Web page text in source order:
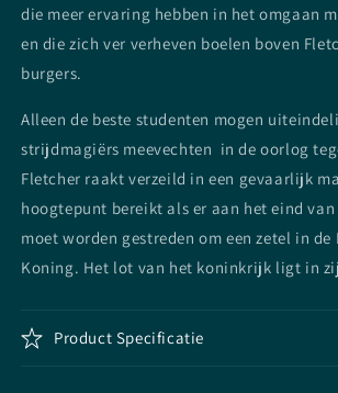
die meer ervaring hebben in het omgaan
en die zich ver verheven boelen boven
burgers.
Alleen de beste studenten mogen
strijdmagiërs meevechten in de oorlog
Fletcher raakt verzeild in een gevaarlijk
hoogtepunt bereikt als er aan het eind
moet worden gestreden om een zetel in de
Koning. Het lot van het koninkrijk ligt in
Product Specificatie